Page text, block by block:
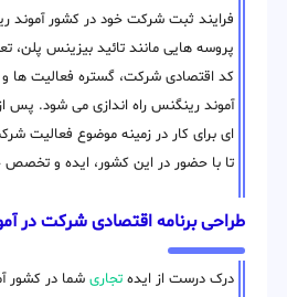
فرایند ثبت شرکت خود در کشور آموند
پروسه هایی مانند تائید بیزینس پلن،
کد اقتصادی شرکت، گستره فعالیت
آموند رینگنس راه اندازی می شود. پس
ای برای کار در زمینه موضوع فعالیت
تا با حضور در این کشور، ایده و
طراحی برنامه اقتصادی شرکت در
درک درست از ایده تجاری شما در کشور